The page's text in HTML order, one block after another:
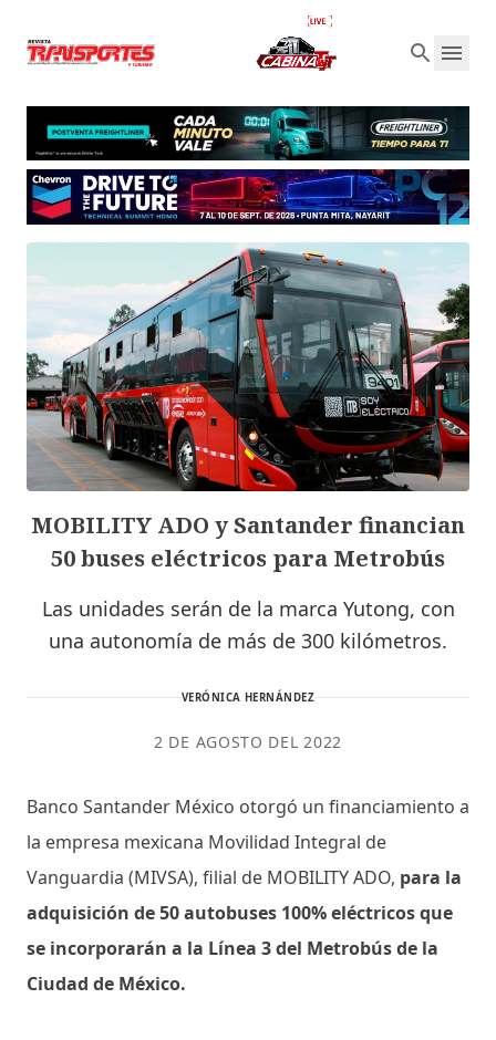
MOBILITY ADO y Santander financian
50 buses eléctricos para Metrobús
Las unidades serán de la marca Yutong, con
una autonomía de más de 300 kilómetros.
VERÓNICA HERNÁNDEZ
2 DE AGOSTO DEL 2022
Banco Santander México otorgó un financiamiento a
la empresa mexicana Movilidad Integral de
Vanguardia (MIVSA), filial de MOBILITY ADO, para la
adquisición de 50 autobuses 100% eléctricos que
se incorporarán a la Línea 3 del Metrobús de la
Ciudad de México.